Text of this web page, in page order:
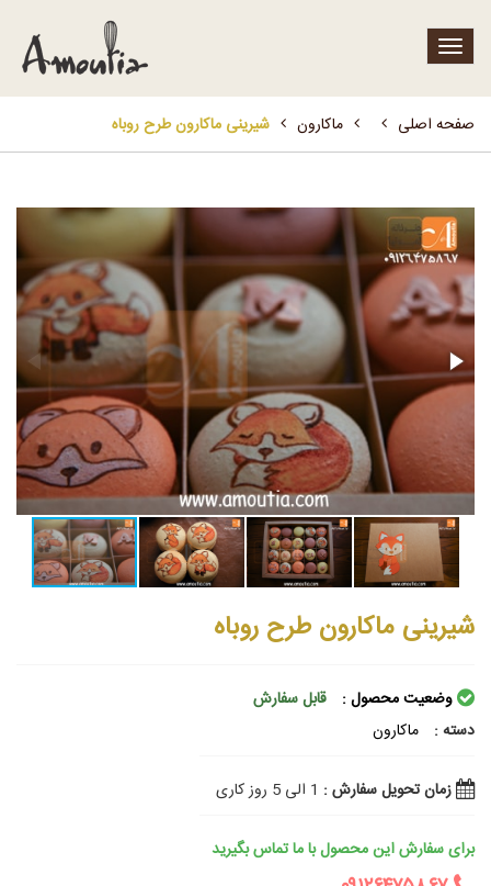
Toggle
صفحه اصلی
ماکارون شیرینی ماکارون طرح روباه
شیرینی ماکارون طرح روباه
وضعیت محصول :
قابل سفارش
دسته :
ماکارون
زمان تحویل سفارش : 1 الی 5 روز کاری
برای سفارش این محصول با ما تماس بگیرید